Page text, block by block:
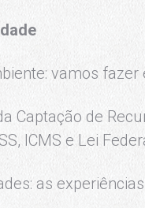
vamos fazer
Captação de
ICMS e Lei
as